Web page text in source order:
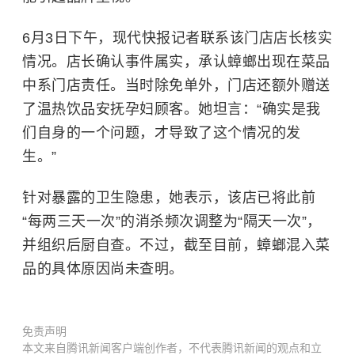
6月3日下午，现代快报记者联系该门店店长核实
情况。店长确认事件属实，承认蟑螂出现在菜品
中系门店责任。当时除免单外，门店还额外赠送
了温热饮品安抚孕妇顾客。她坦言：“确实是我
们自身的一个问题，才导致了这个情况的发
生。”
针对暴露的卫生隐患，她表示，该店已将此前
“每两三天一次”的消杀频次调整为“隔天一次”，
并组织后厨自查。不过，截至目前，蟑螂混入菜
品的具体原因尚未查明。
免责声明
本文来自腾讯新闻客户端创作者，不代表腾讯新闻的观点和立